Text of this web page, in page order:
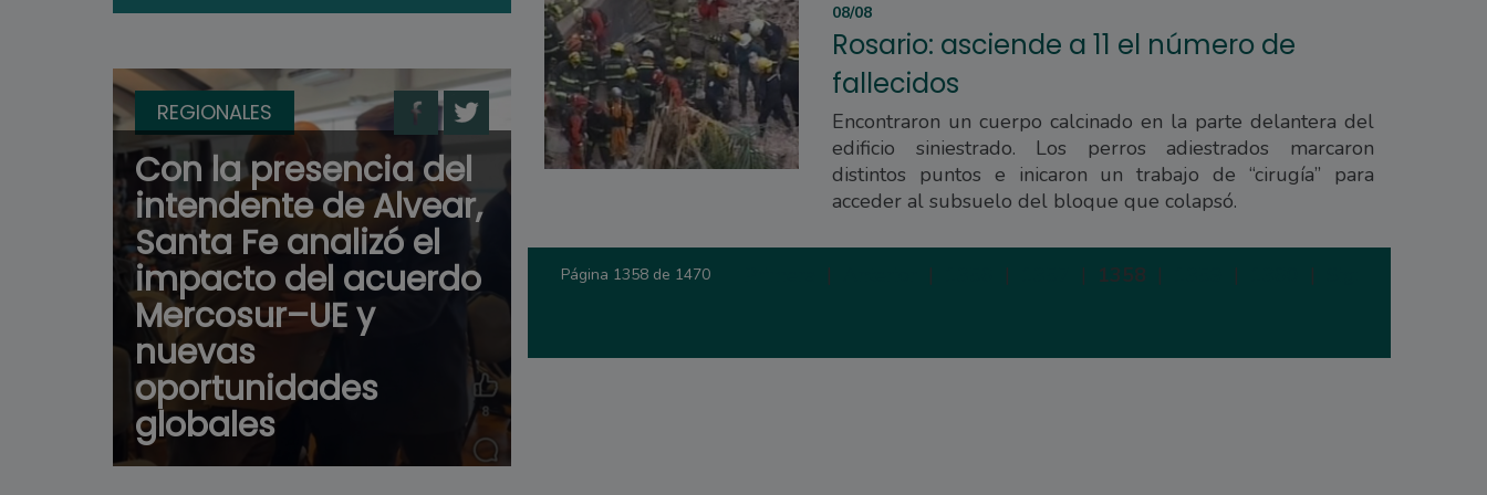
REGIONALES
Con la presencia del
intendente de Alvear,
Santa Fe analizó el
impacto del acuerdo
Mercosur–UE y
nuevas
oportunidades
globales
08/08
Rosario: asciende a 11 el número de
fallecidos
Encontraron un cuerpo calcinado en la parte delantera del
edificio siniestrado. Los perros adiestrados marcaron
distintos puntos e inicaron un trabajo de “cirugía” para
acceder al subsuelo del bloque que colapsó.
Página 1358 de 1470 | | | | 1358 | | |